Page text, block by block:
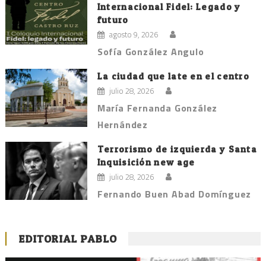
Internacional Fidel: Legado y
futuro
agosto 9, 2026
Sofía González Angulo
La ciudad que late en el centro
julio 28, 2026
María Fernanda González
Hernández
Terrorismo de izquierda y Santa
Inquisición new age
julio 28, 2026
Fernando Buen Abad Domínguez
EDITORIAL PABLO